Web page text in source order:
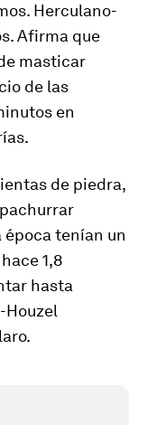
Herculano-
Afirma que
masticar
de las
en
de piedra,
tenían un
1,8
hasta
Houzel